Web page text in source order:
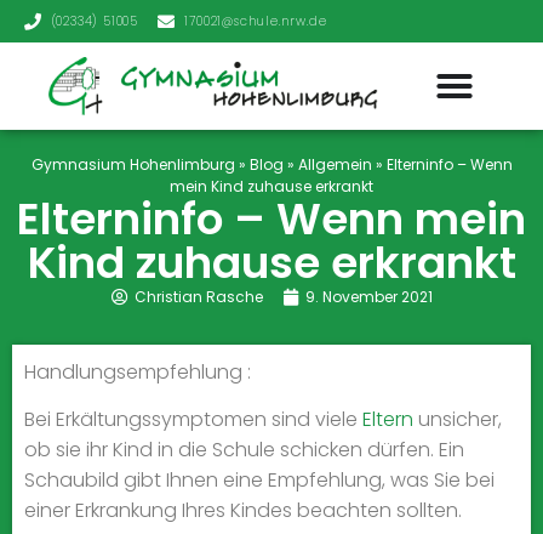
(02334) 51005 170021@schule.nrw.de
Gymnasium Hohenlimburg » Blog » Allgemein » Elterninfo – Wenn
mein Kind zuhause erkrankt
Elterninfo – Wenn mein
Kind zuhause erkrankt
Christian Rasche 9. November 2021
Handlungsempfehlung :
Bei Er­käl­tungs­sym­ptomen sind viele Eltern un­sicher,
ob sie ihr Kind in die Schule schicken dürfen. Ein
Schaubild gibt Ihnen eine Emp­fehlung, was Sie bei
einer Er­krankung Ihres Kindes be­achten sollten.